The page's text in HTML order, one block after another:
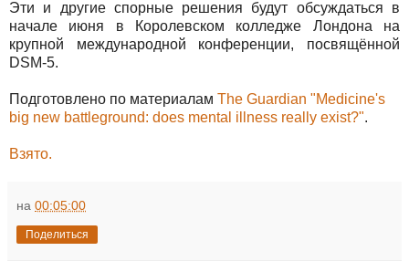
Эти и другие спорные решения будут обсуждаться в
начале июня в Королевском колледже Лондона на
крупной международной конференции, посвящённой
DSM-5.
Подготовлено по материалам The Guardian "Medicine's
big new battleground: does mental illness really exist?".
Взято.
на 00:05:00
Поделиться